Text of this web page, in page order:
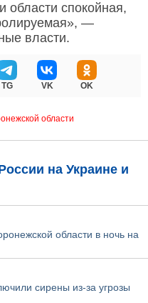
области спокойная,
—
власти.
TG VK OK
области
на Украине и
области в ночь на
сирены из-за угрозы